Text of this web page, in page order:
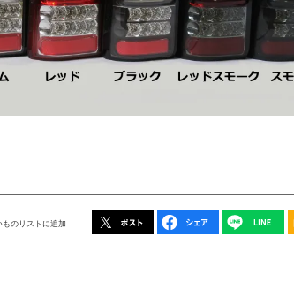
ものリストに追加